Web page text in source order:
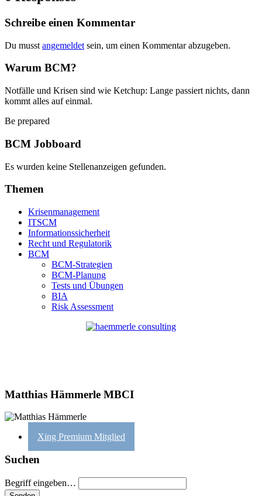
Schreibe einen Kommentar
Du musst angemeldet sein, um einen Kommentar abzugeben.
Warum BCM?
Notfälle und Krisen sind wie Ketchup: Lange passiert nichts, dann
kommt alles auf einmal.
Be prepared
BCM Jobboard
Es wurden keine Stellenanzeigen gefunden.
Themen
Krisenmanagement
ITSCM
Informationssicherheit
Recht und Regulatorik
BCM
BCM-Strategien
BCM-Planung
Tests und Übungen
BIA
Risk Assessment
Matthias Hämmerle MBCI
Xing Premium Mitglied
Suchen
Begriff eingeben…